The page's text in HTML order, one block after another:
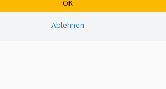
OK
Ablehnen